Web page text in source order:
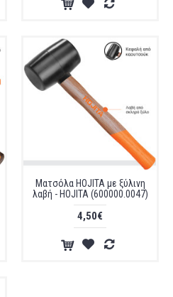
Ματσόλα HOJITA με ξύλινη
λαβή - HOJITA (600000.0047)
4,50€